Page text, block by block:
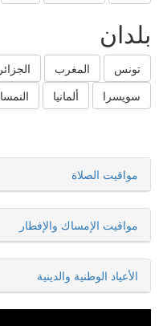
بلدان
تونس المغرب الجزائر
سويسرا
ألمانيا النمسا
مواقيت الصلاة
مواقيت الإمساك والإفطار
الأعياد الوطنية والدينية